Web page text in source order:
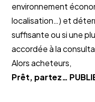
environnement
localisation…) et
suffisante ou si une
accordée à la
Alors acheteurs,
Prêt, partez…